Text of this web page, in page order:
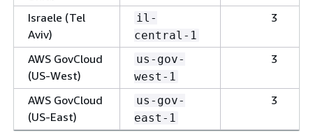
Israele (Tel
Aviv)
il-
central-1
3
AWS GovCloud
(US-West)
us-gov-
west-1
3
AWS GovCloud
(US-East)
us-gov-
east-1
3